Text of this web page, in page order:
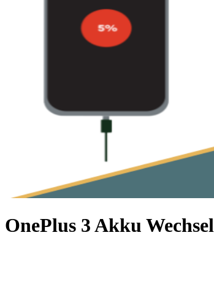
OnePlus 3 Akku Wechsel